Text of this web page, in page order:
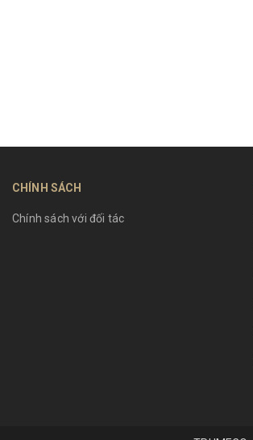
CHÍNH SÁCH
Chính sách với đối tác